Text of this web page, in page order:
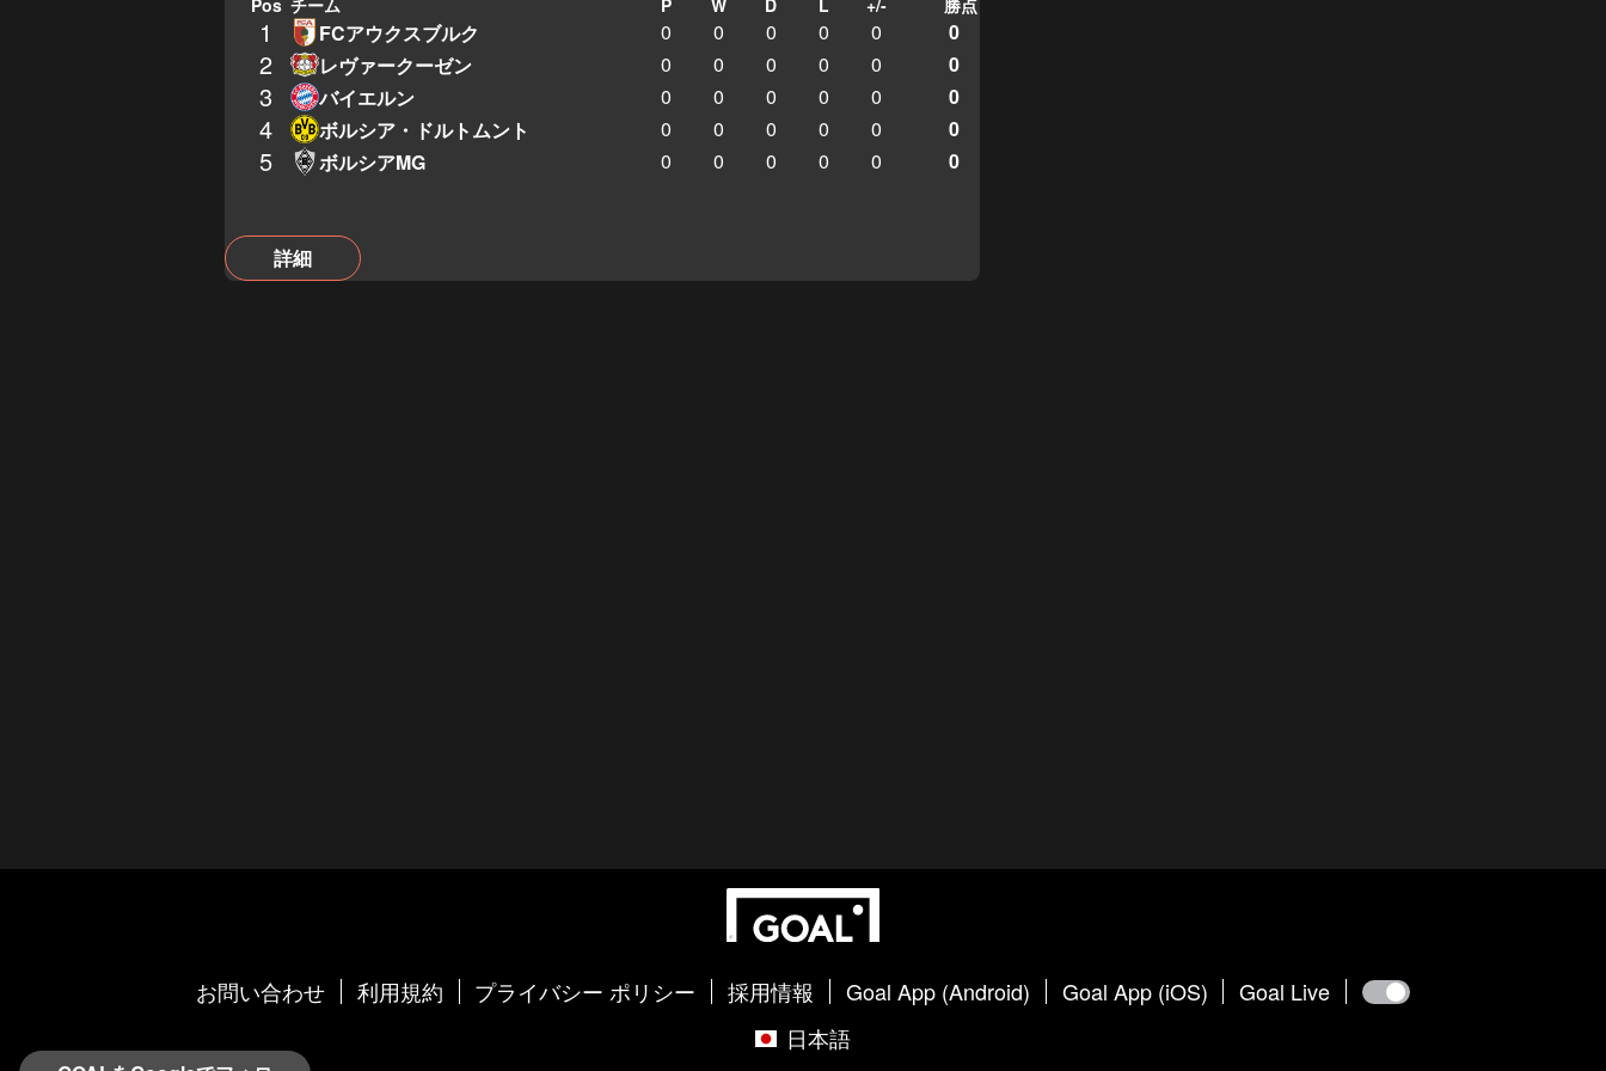
Pos チーム P W D L +/- 勝点
1 FCアウクスブルク 0 0 0 0 0 0
2 レヴァークーゼン 0 0 0 0 0 0
3 バイエルン 0 0 0 0 0 0
4 ボルシア・ドルトムント 0 0 0 0 0 0
5 ボルシアMG 0 0 0 0 0 0
詳細
お問い合わせ 利用規約 プライバシー ポリシー 採用情報 Goal App (Android) Goal App (iOS)
Goal Live
日本語